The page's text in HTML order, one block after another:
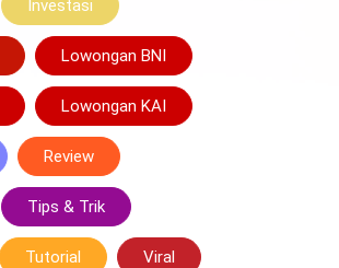
Investasi
Lowongan BNI
Lowongan KAI
Review
Tips & Trik
Tutorial Viral